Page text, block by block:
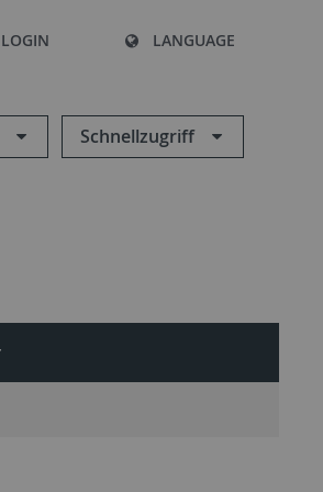
LOGIN LANGUAGE
Schnellzugriff